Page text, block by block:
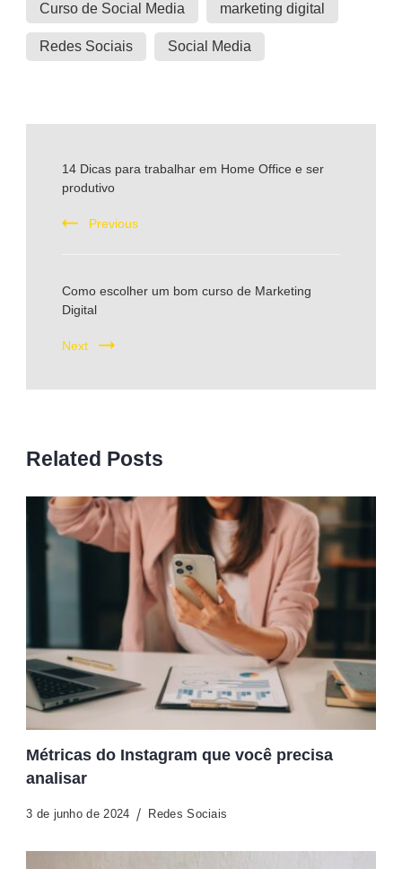
Curso de Social Media marketing digital
Redes Sociais Social Media
Navigation
14 Dicas para trabalhar em Home Office e ser
produtivo
Previous
Como escolher um bom curso de Marketing
Digital
Next
Related Posts
Métricas do Instagram que você precisa
analisar
3 de junho de 2024 Redes Sociais